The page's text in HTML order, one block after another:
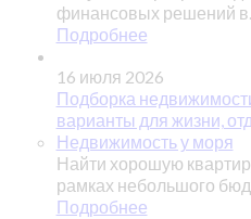
финансовых решений в…
Подробнее
16 июля 2026
Подборка
варианты для жизни,
Недвижимость у моря
Найти хорошую
рамках небольшого
Подробнее